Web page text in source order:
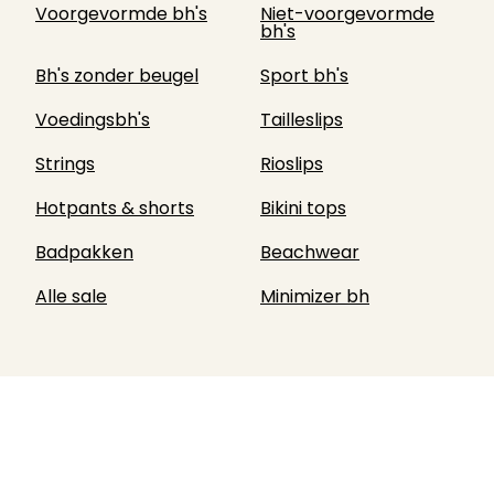
Voorgevormde bh's
Niet-voorgevormde
bh's
Bh's zonder beugel
Sport bh's
Voedingsbh's
Tailleslips
Strings
Rioslips
Hotpants & shorts
Bikini tops
Badpakken
Beachwear
Alle sale
Minimizer bh